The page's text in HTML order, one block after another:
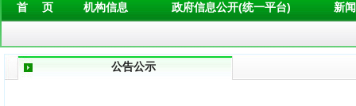
首 页 机构信息 政府信息公开(统一平台) 新
公告公示